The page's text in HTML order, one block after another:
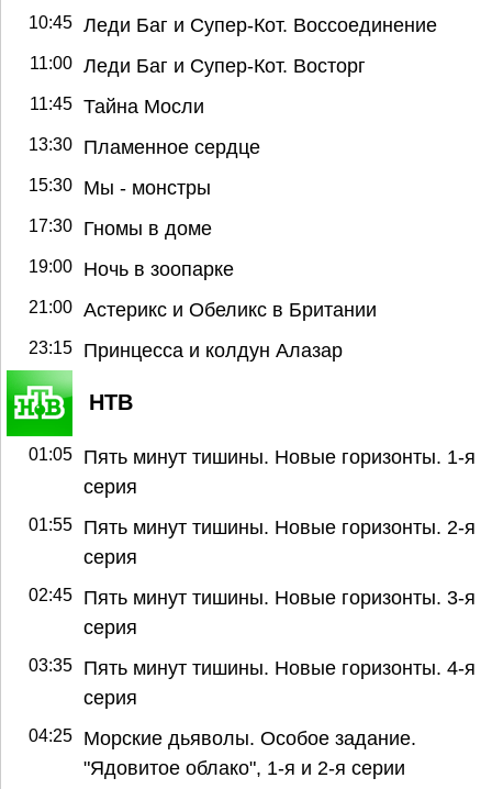
10:45 Леди Баг и Супер-Кот. Воссоединение
11:00 Леди Баг и Супер-Кот. Восторг
11:45 Тайна Мосли
13:30 Пламенное сердце
15:30 Мы - монстры
17:30 Гномы в доме
19:00 Ночь в зоопарке
21:00 Астерикс и Обеликс в Британии
23:15 Принцесса и колдун Алазар
НТВ
01:05
Пять минут тишины. Новые горизонты. 1-я
серия
01:55
Пять минут тишины. Новые горизонты. 2-я
серия
02:45
Пять минут тишины. Новые горизонты. 3-я
серия
03:35
Пять минут тишины. Новые горизонты. 4-я
серия
04:25
Морские дьяволы. Особое задание.
"Ядовитое облако", 1-я и 2-я серии